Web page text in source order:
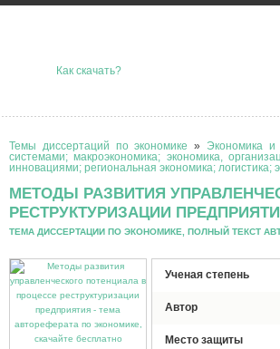
Как скачать?
Темы диссертаций по экономике » Экономика и
системами; макроэкономика; экономика,
инновациями; региональная экономика; логистика;
МЕТОДЫ РАЗВИТИЯ
РЕСТРУКТУРИЗАЦИИ
ТЕМА ДИССЕРТАЦИИ ПО ЭКОНОМИКЕ, ПОЛНЫЙ ТЕКСТ
Ученая степень
Автор
Место защиты